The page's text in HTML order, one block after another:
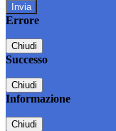
Errore
Chiudi
Successo
Chiudi
Informazione
Chiudi